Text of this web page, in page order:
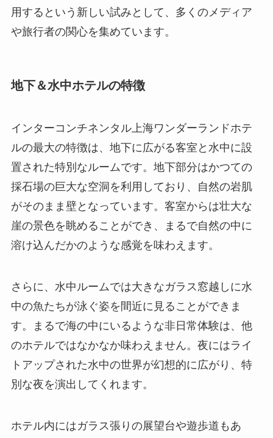
用するという新しい試みとして、多くのメディア
や旅行者の関心を集めています。
地下＆水中ホテルの特徴
インターコンチネンタル上海ワンダーランドホテ
ルの最大の特徴は、地下に広がる客室と水中に設
置された特別なルームです。地下部分はかつての
採石場の巨大な空洞を利用しており、自然の岩肌
がそのまま壁となっています。客室からは壮大な
崖の景色を眺めることができ、まるで自然の中に
溶け込んだかのような感覚を味わえます。
さらに、水中ルームでは大きなガラス窓越しに水
中の魚たちが泳ぐ姿を間近に見ることができま
す。まるで海の中にいるような非日常体験は、他
のホテルではなかなか味わえません。夜にはライ
トアップされた水中の世界が幻想的に広がり、特
別な夜を演出してくれます。
ホテル内にはガラス張りの展望台や遊歩道もあ